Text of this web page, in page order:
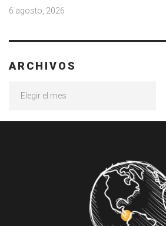
6 agosto, 2026
ARCHIVOS